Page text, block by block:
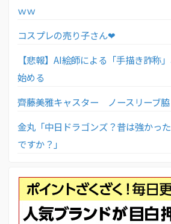
ｗｗ
コスプレの売り子さん❤
【悲報】AI絵師による「手描き詐称
始める
齊藤美雅キャスター ノースリーブ脇
金丸「中日ドラゴンズ？昔は強かっ
ですか？」